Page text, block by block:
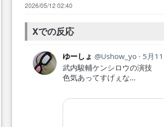
ネルは南斗聖拳の一派の使い手だったの…
2026/05/12 02:40
Xでの反応
ゆーしょ Ushow_yo
5月
武内駿輔ケンシロウの演技
色気あってすげぇな…